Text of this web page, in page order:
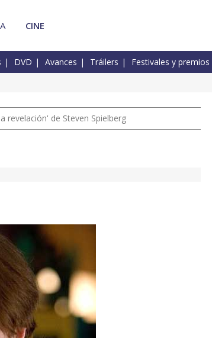
CINE
DVD Avances Tráilers Festivales y premios
revelación' de Steven Spielberg